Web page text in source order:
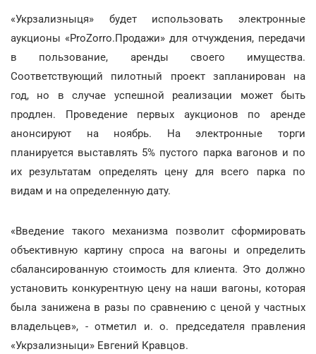
«Укрзализныця» будет использовать электронные
аукционы «ProZorro.Продажи» для отчуждения, передачи
в пользование, аренды своего имущества.
Соответствующий пилотный проект запланирован на
год, но в случае успешной реализации может быть
продлен. Проведение первых аукционов по аренде
анонсируют на ноябрь. На электронные торги
планируется выставлять 5% пустого парка вагонов и по
их результатам определять цену для всего парка по
видам и на определенную дату.
«Введение такого механизма позволит сформировать
объективную картину спроса на вагоны и определить
сбалансированную стоимость для клиента. Это должно
установить конкурентную цену на наши вагоны, которая
была занижена в разы по сравнению с ценой у частных
владельцев», - отметил и. о. председателя правления
«Укрзализныци» Евгений Кравцов.